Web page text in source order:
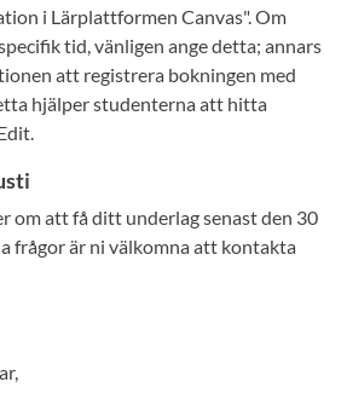
i Lärplattformen Canvas". Om
tid, vänligen ange detta; annars
att registrera bokningen med
hjälper studenterna att hitta
om att få ditt underlag senast den 30
frågor är ni välkomna att kontakta